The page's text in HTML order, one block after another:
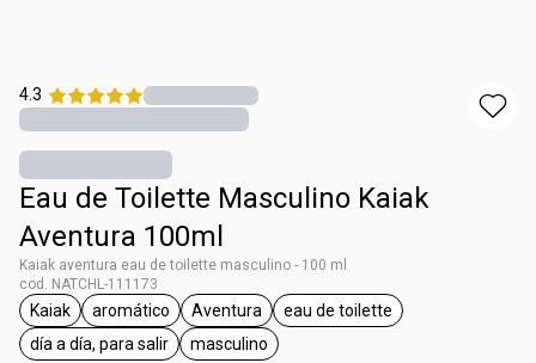
4.3
Eau de Toilette Masculino Kaiak
Aventura 100ml
Kaiak aventura eau de toilette masculino - 100 ml
cod. NATCHL-111173
general.tag Kaiak
Kaiak
general.tag aromático
aromático
general.tag Aventura
Aventura
general.tag eau de toilette
eau de toilette
general.tag día a día, para salir
día a día, para salir
general.tag masculino
masculino